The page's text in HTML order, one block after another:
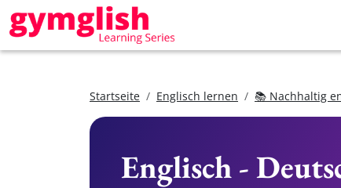
Startseite Englisch lernen 📚 Nachhaltig
Englisch -